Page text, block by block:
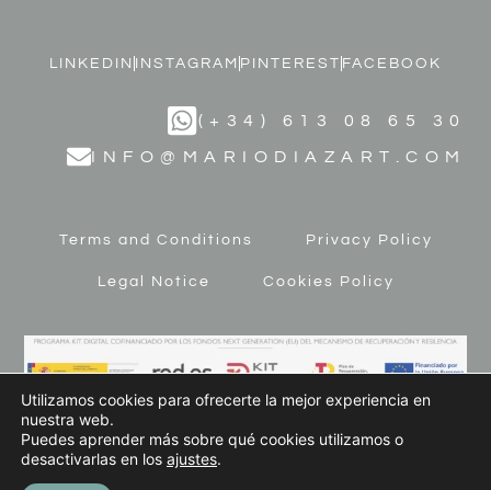
LINKEDIN INSTAGRAM PINTEREST FACEBOOK
(+34) 613 08 65 30
INFO@MARIODIAZART.COM
Terms and Conditions Privacy Policy
Legal Notice Cookies Policy
© 2023 MARIO DÍAZ ART. All Rights Reserved
Utilizamos cookies para ofrecerte la mejor experiencia en
nuestra web.
Puedes aprender más sobre qué cookies utilizamos o
desactivarlas en los ajustes.